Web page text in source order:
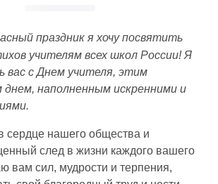
праздник я хочу посвятить
учителям всех школ России! Я
вас с Днем учителя, этим
днем, наполненным искренними и
сердце нашего общества и
след в жизни каждого вашего
вам сил, мудрости и терпения,